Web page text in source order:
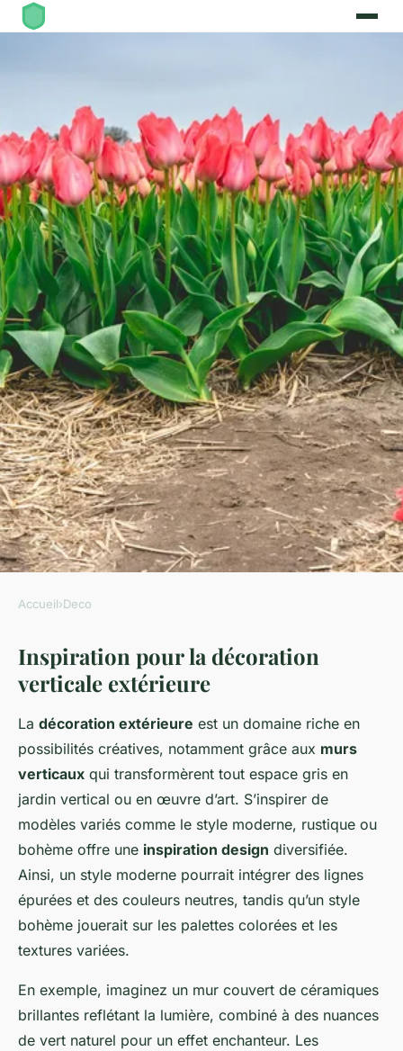
Habiller ses murs avec une
décoration extérieure verticale
Kylian•28 février 2025 •4 min de lecture
Accueil›Deco
Inspiration pour la décoration
verticale extérieure
La décoration extérieure est un domaine riche en
possibilités créatives, notamment grâce aux murs
verticaux qui transformèrent tout espace gris en
jardin vertical ou en œuvre d’art. S’inspirer de
modèles variés comme le style moderne, rustique ou
bohème offre une inspiration design diversifiée.
Ainsi, un style moderne pourrait intégrer des lignes
épurées et des couleurs neutres, tandis qu’un style
bohème jouerait sur les palettes colorées et les
textures variées.
En exemple, imaginez un mur couvert de céramiques
brillantes reflétant la lumière, combiné à des nuances
de vert naturel pour un effet enchanteur. Les